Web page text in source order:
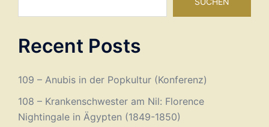
Recent Posts
109 – Anubis in der Popkultur (Konferenz)
108 – Krankenschwester am Nil: Florence
Nightingale in Ägypten (1849-1850)